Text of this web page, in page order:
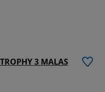
3 MALAS